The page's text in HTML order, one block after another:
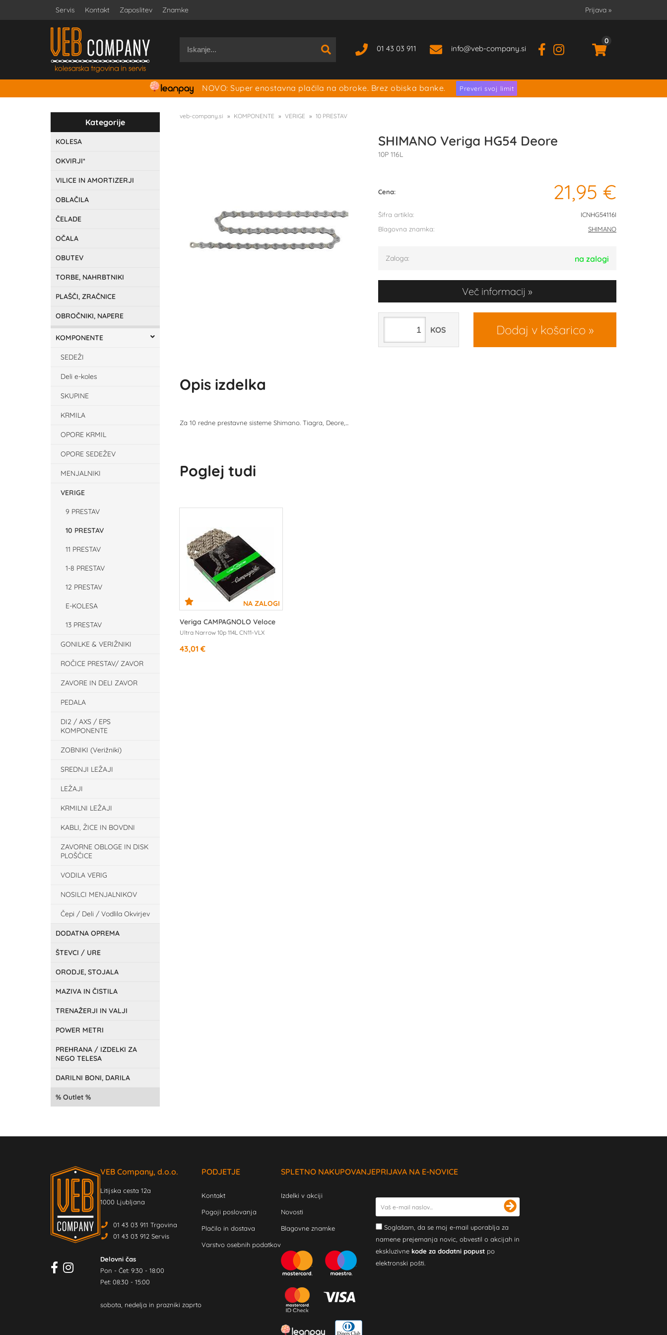
Servis Kontakt Zaposlitev Znamke Prijava »
01 43 03 911 info veb-company.si
0
NOVO: Super enostavna plačila na obroke. Brez obiska banke. Preveri svoj limit
Kategorije
KOLESA
OKVIRJI*
VILICE IN AMORTIZERJI
OBLAČILA
ČELADE
OČALA
OBUTEV
TORBE, NAHRBTNIKI
PLAŠČI, ZRAČNICE
OBROČNIKI, NAPERE
KOMPONENTE
SEDEŽI
Deli e-koles
SKUPINE
KRMILA
OPORE KRMIL
OPORE SEDEŽEV
MENJALNIKI
VERIGE
9 PRESTAV
10 PRESTAV
11 PRESTAV
1-8 PRESTAV
12 PRESTAV
E-KOLESA
13 PRESTAV
GONILKE & VERIŽNIKI
ROČICE PRESTAV/ ZAVOR
ZAVORE IN DELI ZAVOR
PEDALA
DI2 / AXS / EPS
KOMPONENTE
ZOBNIKI (Verižniki)
SREDNJI LEŽAJI
LEŽAJI
KRMILNI LEŽAJI
KABLI, ŽICE IN BOVDNI
ZAVORNE OBLOGE IN DISK
PLOŠČICE
VODILA VERIG
NOSILCI MENJALNIKOV
Čepi / Deli / Vodlila Okvirjev
DODATNA OPREMA
ŠTEVCI / URE
ORODJE, STOJALA
MAZIVA IN ČISTILA
TRENAŽERJI IN VALJI
POWER METRI
PREHRANA / IZDELKI ZA
NEGO TELESA
DARILNI BONI, DARILA
Outlet
veb-company.si KOMPONENTE VERIGE 10 PRESTAV
SHIMANO Veriga HG54 Deore
10P 116L
Cena: 21,95 €
Šifra artikla:
ICNHG54116I
Blagovna znamka:
SHIMANO
Zaloga: na zalogi
Več informacij
Dodaj v košarico
KOS
Opis izdelka
Za 10 redne prestavne sisteme Shimano. Tiagra, Deore,...
Poglej tudi
Veriga CAMPAGNOLO Veloce
Ultra Narrow 10p 114L CN11-VLX
43,01 €
VEB Company, d.o.o.
Litijska cesta 12a
1000 Ljubljana
01 43 03 911 Trgovina
01 43 03 912 Servis
Delovni čas
Pon - Čet: 9:30 - 18:00
Pet: 08:30 - 15:00
sobota, nedelja in prazniki zaprto
PODJETJE
Kontakt
Pogoji poslovanja
Plačilo in dostava
Varstvo osebnih podatkov
SPLETNO NAKUPOVANJE
Izdelki v akciji
Novosti
Blagovne znamke
PRIJAVA NA E-NOVICE
Soglašam, da se moj e-mail uporablja za
namene prejemanja novic, obvestil o akcijah in
ekskluzivne kode za dodatni popust po
elektronski pošti.